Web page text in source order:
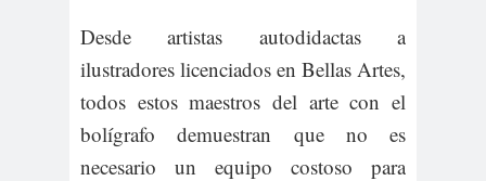
Desde artistas autodidactas a
ilustradores licenciados en Bellas Artes,
todos estos maestros del arte con el
bolígrafo demuestran que no es
necesario un equipo costoso para